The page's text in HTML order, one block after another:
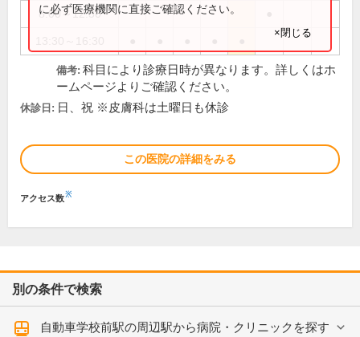
8:00～12:30
に必ず医療機関に直接ご確認ください。
×閉じる
備考: 科目により診療日時が異なります。詳しくはホ
ームページよりご確認ください。
休診日: 日、祝 ※皮膚科は土曜日も休診
この医院の詳細をみる
アクセス数※
別の条件で検索
自動車学校前駅の周辺駅から病院・クリニックを探す